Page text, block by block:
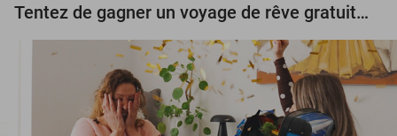
Tentez de gagner un voyage de rêve gratuit d'une valeur de 3.000 € !